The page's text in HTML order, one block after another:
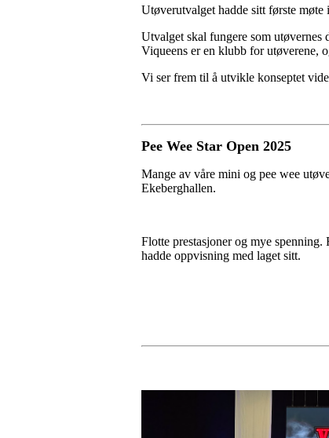
Utøverutvalget hadde sitt første
Utvalget skal fungere som
Viqueens er en klubb for utøverene,
Vi ser frem til å utvikle konseptet
Pee Wee Star Open 2025
Mange av våre mini og pee wee
Ekeberghallen.
Flotte prestasjoner og mye
hadde oppvisning med laget sitt.